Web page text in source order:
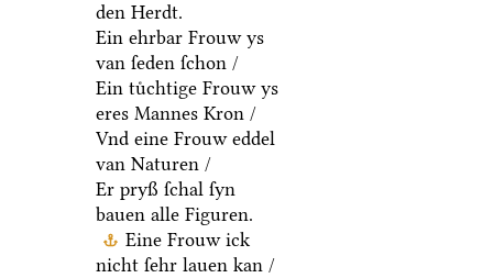
den Herdt.
Ein ehrbar Frouw ys
van ſeden ſchon /
Ein tuͤchtige Frouw ys
eres Mannes Kron /
Vnd eine Frouw eddel
van Naturen /
Er pryß ſchal ſyn
bauen alle Figuren.
Eine Frouw ick
nicht ſehr lauen kan /